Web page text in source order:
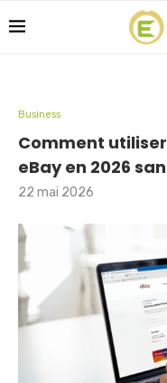
Business
Comment
eBay en 2026
22 mai 2026